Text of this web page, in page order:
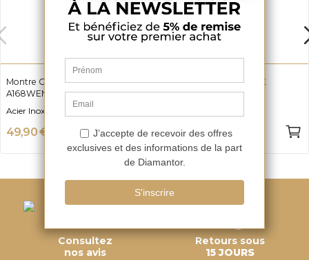
Montre CASIO VINTAGE
A168WEM-2BEF
Acier Inoxydable
49,90 €
Montre CASIO VINTAGE
LA670WEGA-1EF
59,90 €
Consultez
nos avis
Retours sous
15 JOURS